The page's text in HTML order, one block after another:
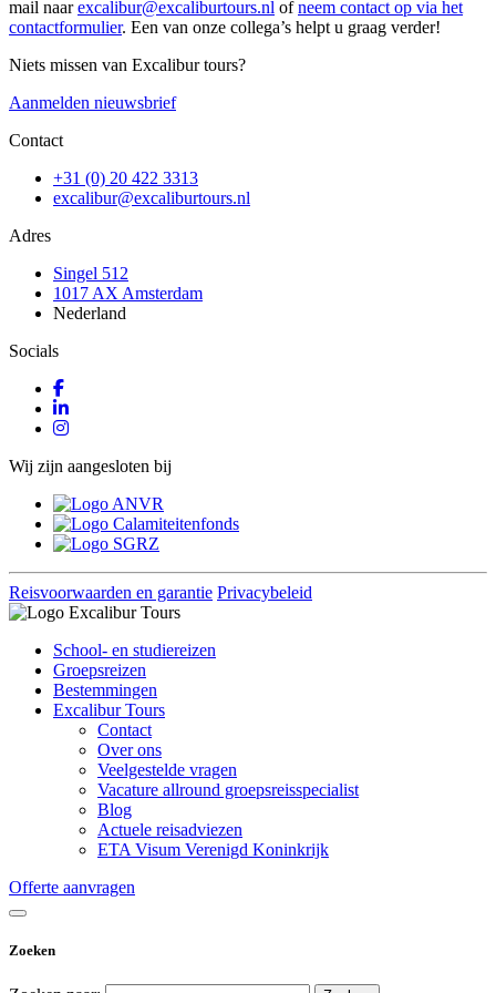
mail naarexcalibur@excaliburtours.nl ofneem contact op via het
contactformulier. Een van onze collega’s helpt u graag verder!
Niets missen van Excalibur tours?
Aanmelden nieuwsbrief
Contact
+31 (0) 20 422 3313
excalibur@excaliburtours.nl
Adres
Singel 512
1017 AX Amsterdam
Nederland
Socials
Wij zijn aangesloten bij
Reisvoorwaarden en garantie Privacybeleid
School- en studiereizen
Groepsreizen
Bestemmingen
Excalibur Tours
Contact
Over ons
Veelgestelde vragen
Vacature allround groepsreisspecialist
Blog
Actuele reisadviezen
ETA Visum Verenigd Koninkrijk
Offerte aanvragen
Zoeken